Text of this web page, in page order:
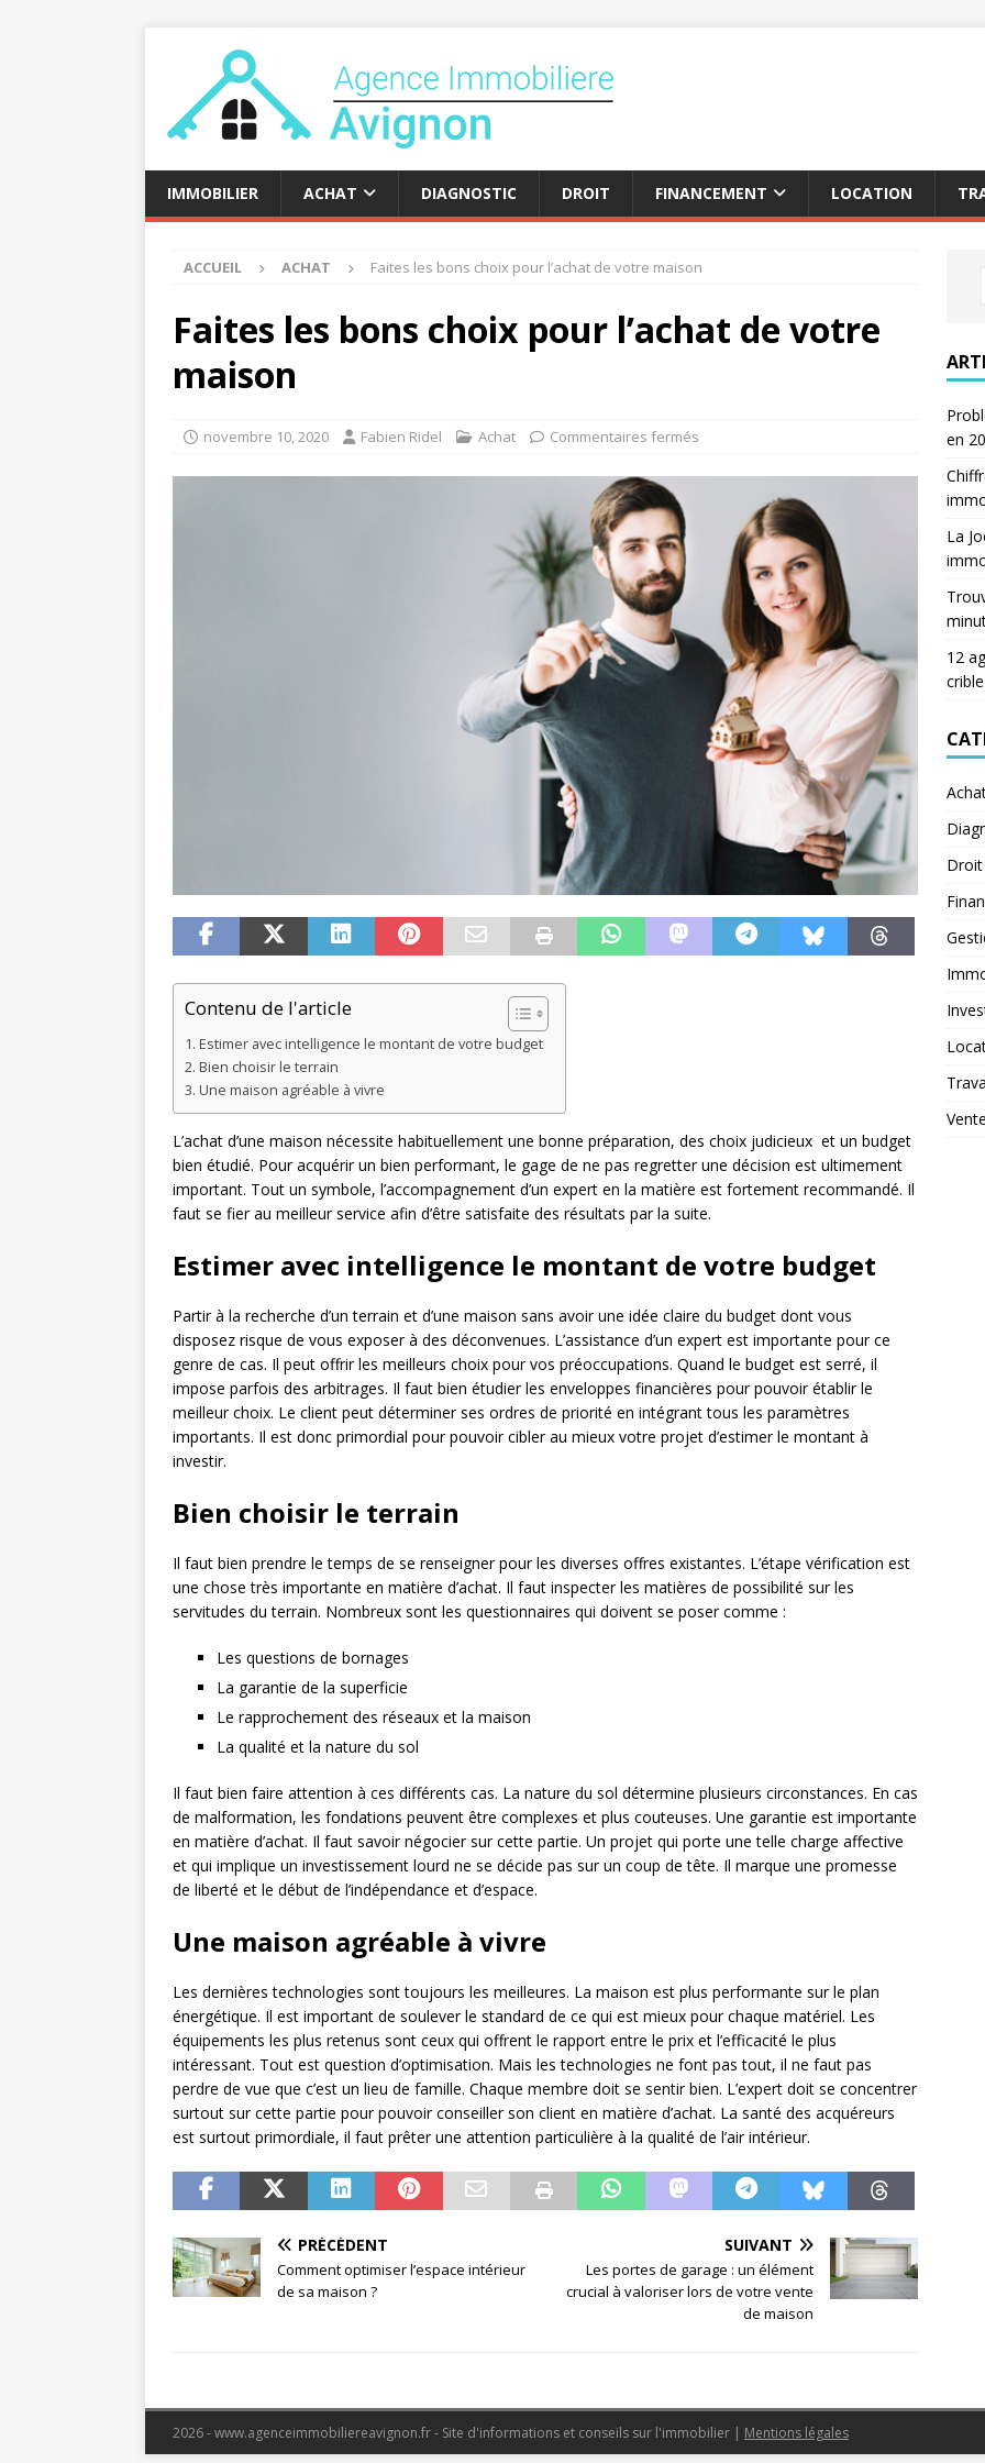
IMMOBILIER ACHAT DIAGNOSTIC DROIT FINANCEMENT LOCATION
ACCUEIL ACHAT Faites les bons choix pour l’achat de votre maison
Faites les bons choix pour l’achat de votre
maison
novembre 10, 2020 Fabien Ridel Achat Commentaires fermés
Contenu de l'article
Estimer avec intelligence le montant de votre budget
Bien choisir le terrain
Une maison agréable à vivre
L’achat d’une maison nécessite habituellement une bonne préparation, des choix judicieux et un budget
bien étudié. Pour acquérir un bien performant, le gage de ne pas regretter une décision est ultimement
important. Tout un symbole, l’accompagnement d’un expert en la matière est fortement recommandé. Il
faut se fier au meilleur service afin d’être satisfaite des résultats par la suite.
Estimer avec intelligence le montant de votre budget
Partir à la recherche d’un terrain et d’une maison sans avoir une idée claire du budget dont vous
disposez risque de vous exposer à des déconvenues. L’assistance d’un expert est importante pour ce
genre de cas. Il peut offrir les meilleurs choix pour vos préoccupations. Quand le budget est serré, il
impose parfois des arbitrages. Il faut bien étudier les enveloppes financières pour pouvoir établir le
meilleur choix. Le client peut déterminer ses ordres de priorité en intégrant tous les paramètres
importants. Il est donc primordial pour pouvoir cibler au mieux votre projet d’estimer le montant à
investir.
Bien choisir le terrain
Il faut bien prendre le temps de se renseigner pour les diverses offres existantes. L’étape vérification est
une chose très importante en matière d’achat. Il faut inspecter les matières de possibilité sur les
servitudes du terrain. Nombreux sont les questionnaires qui doivent se poser comme :
Les questions de bornages
La garantie de la superficie
Le rapprochement des réseaux et la maison
La qualité et la nature du sol
Il faut bien faire attention à ces différents cas. La nature du sol détermine plusieurs circonstances. En cas
de malformation, les fondations peuvent être complexes et plus couteuses. Une garantie est importante
en matière d’achat. Il faut savoir négocier sur cette partie. Un projet qui porte une telle charge affective
et qui implique un investissement lourd ne se décide pas sur un coup de tête. Il marque une promesse
de liberté et le début de l’indépendance et d’espace.
Une maison agréable à vivre
Les dernières technologies sont toujours les meilleures. La maison est plus performante sur le plan
énergétique. Il est important de soulever le standard de ce qui est mieux pour chaque matériel. Les
équipements les plus retenus sont ceux qui offrent le rapport entre le prix et l’efficacité le plus
intéressant. Tout est question d’optimisation. Mais les technologies ne font pas tout, il ne faut pas
perdre de vue que c’est un lieu de famille. Chaque membre doit se sentir bien. L’expert doit se concentrer
surtout sur cette partie pour pouvoir conseiller son client en matière d’achat. La santé des acquéreurs
est surtout primordiale, il faut prêter une attention particulière à la qualité de l’air intérieur.
PRÉCÉDENT
Comment optimiser l’espace intérieur
de sa maison ?
SUIVANT
Les portes de garage : un élément
crucial à valoriser lors de votre vente
de maison
en
La
12
crible
Droit
Vente
2026 - www.agenceimmobiliereavignon.fr - Site d'informations et conseils sur l'immobilier | Mentions légales